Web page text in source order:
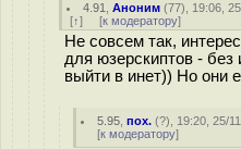
4.91 ,Аноним (77), 19:06,
[↑] [к модератору]
Не совсем так,
для юзерскиптов -
выйти в инет)) Но они
5.95 ,пох. (?), 19:20, 25/
[к модератору]